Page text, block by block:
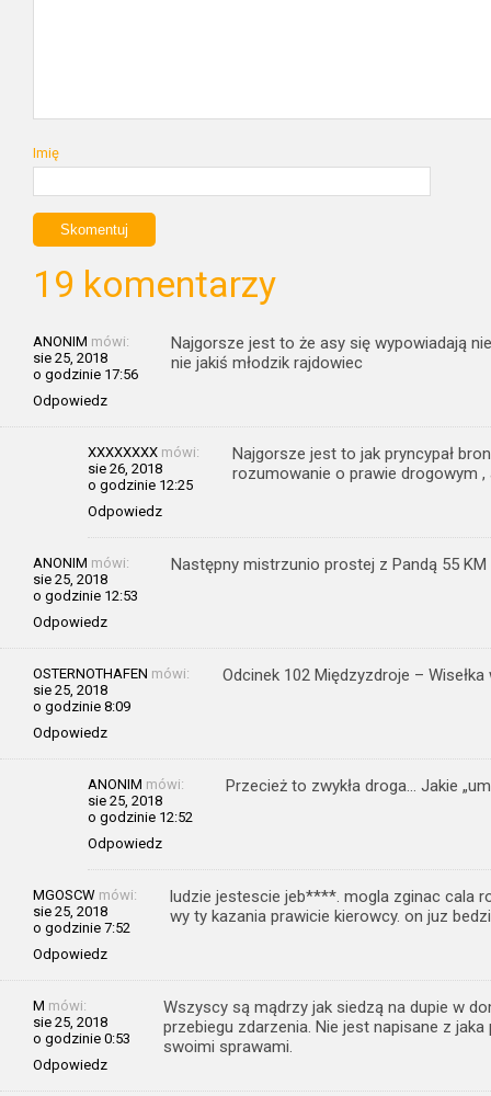
Imię
19 komentarzy
ANONIM mówi:
sie 25, 2018
o godzinie 17:56
Odpowiedz
Najgorsze jest to że asy się wypowiadają
nie jakiś młodzik rajdowiec
XXXXXXXX mówi:
sie 26, 2018
o godzinie 12:25
Odpowiedz
Najgorsze jest to jak pryncypał
rozumowanie o prawie drogowym ,
ANONIM mówi:
sie 25, 2018
o godzinie 12:53
Odpowiedz
Następny mistrzunio prostej z Pandą 55
OSTERNOTHAFEN mówi:
sie 25, 2018
o godzinie 8:09
Odpowiedz
Odcinek 102 Międzyzdroje –
ANONIM mówi:
sie 25, 2018
o godzinie 12:52
Odpowiedz
Przecież to zwykła droga… Jakie
MGOSCW mówi:
sie 25, 2018
o godzinie 7:52
Odpowiedz
ludzie jestescie jeb****. mogla zginac cala
wy ty kazania prawicie kierowcy. on juz
M mówi:
sie 25, 2018
o godzinie 0:53
Odpowiedz
Wszyscy są mądrzy jak siedzą na dupie w
przebiegu zdarzenia. Nie jest napisane z
swoimi sprawami.